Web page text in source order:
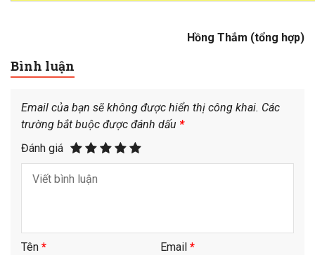
Hồng Thắm (tổng hợp)
Bình luận
Email của bạn sẽ không được hiển thị công khai. Các
trường bắt buộc được đánh dấu *
Đánh giá
Tên * Email *